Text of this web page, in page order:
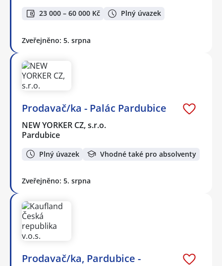
23 000 – 60 000 Kč Plný úvazek
Zveřejněno: 5. srpna
Prodavač/ka - Palác Pardubice
NEW YORKER CZ, s.r.o.
Pardubice
Plný úvazek Vhodné také pro absolventy
Zveřejněno: 5. srpna
Prodavač/ka, Pardubice -